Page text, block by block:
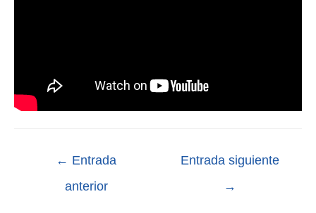
← Entrada
anterior
Entrada siguiente
→